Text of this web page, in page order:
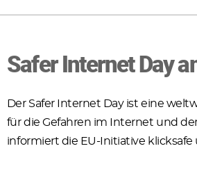
Safer Internet Day
Der Safer Internet Day ist eine
für die Gefahren im Internet und
informiert die EU-Initiative